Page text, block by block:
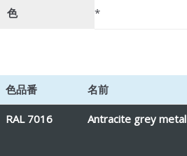
色 *
色品番 名前
RAL 7016 Antracite grey metal